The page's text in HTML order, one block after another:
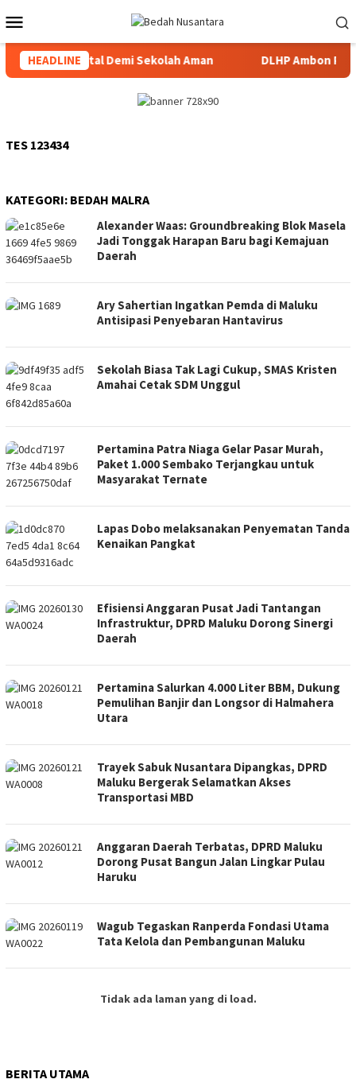
ke
kontenMobile
HEADLINEDigital Demi Sekolah Aman DLHP Ambon
TES 123434
KATEGORI: BEDAH MALRA
Alexander Waas: Groundbreaking Blok Masela
Jadi Tonggak Harapan Baru bagi Kemajuan
Daerah
Ary Sahertian Ingatkan Pemda di Maluku
Antisipasi Penyebaran Hantavirus
Sekolah Biasa Tak Lagi Cukup, SMAS Kristen
Amahai Cetak SDM Unggul
Pertamina Patra Niaga Gelar Pasar Murah,
Paket 1.000 Sembako Terjangkau untuk
Masyarakat Ternate
Lapas Dobo melaksanakan Penyematan Tanda
Kenaikan Pangkat
Efisiensi Anggaran Pusat Jadi Tantangan
Infrastruktur, DPRD Maluku Dorong Sinergi
Daerah
Pertamina Salurkan 4.000 Liter BBM, Dukung
Pemulihan Banjir dan Longsor di Halmahera
Utara
Trayek Sabuk Nusantara Dipangkas, DPRD
Maluku Bergerak Selamatkan Akses
Transportasi MBD
Anggaran Daerah Terbatas, DPRD Maluku
Dorong Pusat Bangun Jalan Lingkar Pulau
Haruku
Wagub Tegaskan Ranperda Fondasi Utama
Tata Kelola dan Pembangunan Maluku
Tidak ada laman yang di load.
BERITA UTAMA